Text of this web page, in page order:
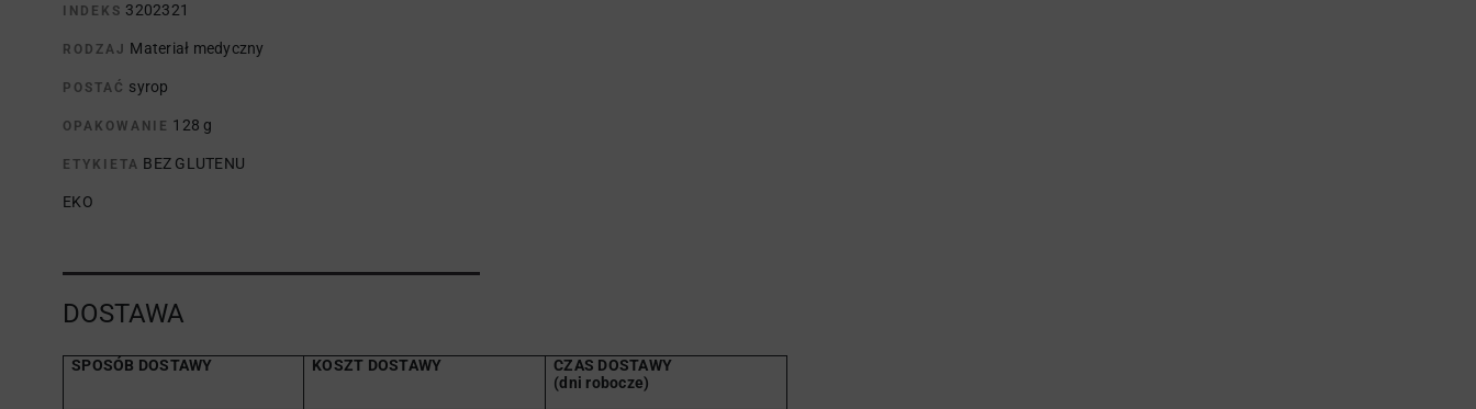
INDEKS 3202321
RODZAJ Materiał medyczny
POSTAĆ syrop
OPAKOWANIE 128 g
ETYKIETA BEZ GLUTENU
EKO
DOSTAWA
SPOSÓB DOSTAWY KOSZT DOSTAWY
CZAS DOSTAWY
(dni robocze)